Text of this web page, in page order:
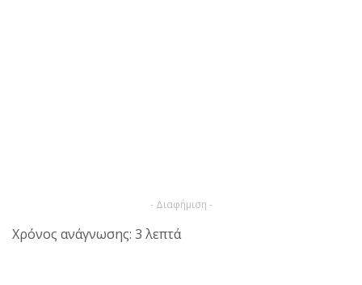
- Διαφήμιση -
Χρόνος ανάγνωσης: 3 λεπτά